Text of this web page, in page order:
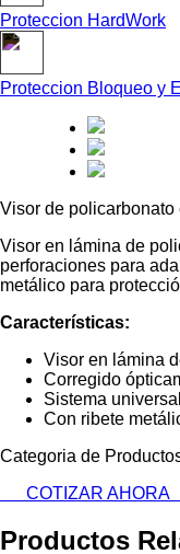
Proteccion HardWork
Proteccion Bloqueo y
Visor de
Visor en lámina de
perforaciones para
metálico para
Características:
Visor en lámina
Corregido
Sistema
Con ribete
Categoria de
COTIZAR AHORA
Productos